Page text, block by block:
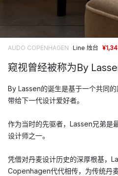
AUDO COPENHAGEN Line 烛台
窥视曾经被称为By
By Lassen的诞生是基于一个共同
带给下一代设计爱好者。
作为当时的先驱者，Lassen兄弟是
设计师之一。
凭借对丹麦设计历史的深厚根基，
Copenhagen代代相传，为传统丹